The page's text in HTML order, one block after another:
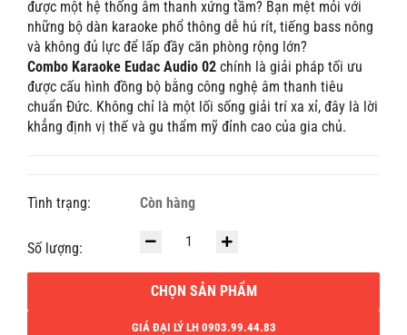
được một hệ thống âm thanh xứng tầm? Bạn mệt mỏi với
những bộ dàn karaoke phổ thông dễ hú rít, tiếng bass nông
và không đủ lực để lấp đầy căn phòng rộng lớn?
Combo Karaoke Eudac Audio 02 chính là giải pháp tối ưu
được cấu hình đồng bộ bằng công nghệ âm thanh tiêu
chuẩn Đức. Không chỉ là một lối sống giải trí xa xỉ, đây là lời
khẳng định vị thế và gu thẩm mỹ đỉnh cao của gia chủ.
Tình trạng: Còn hàng
Số lượng:
CHỌN SẢN PHẨM
GIÁ ĐẠI LÝ LH 0903.99.44.83